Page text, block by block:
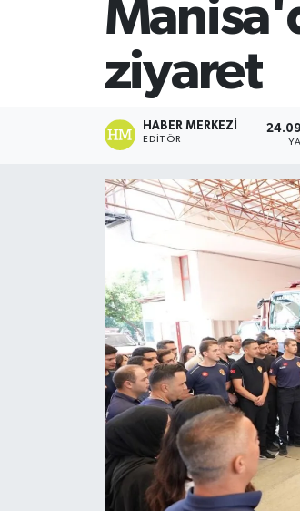
ziyaret
HABER MERKEZI
EDITÖR
SİYASET
Teknoloji
TRABZON